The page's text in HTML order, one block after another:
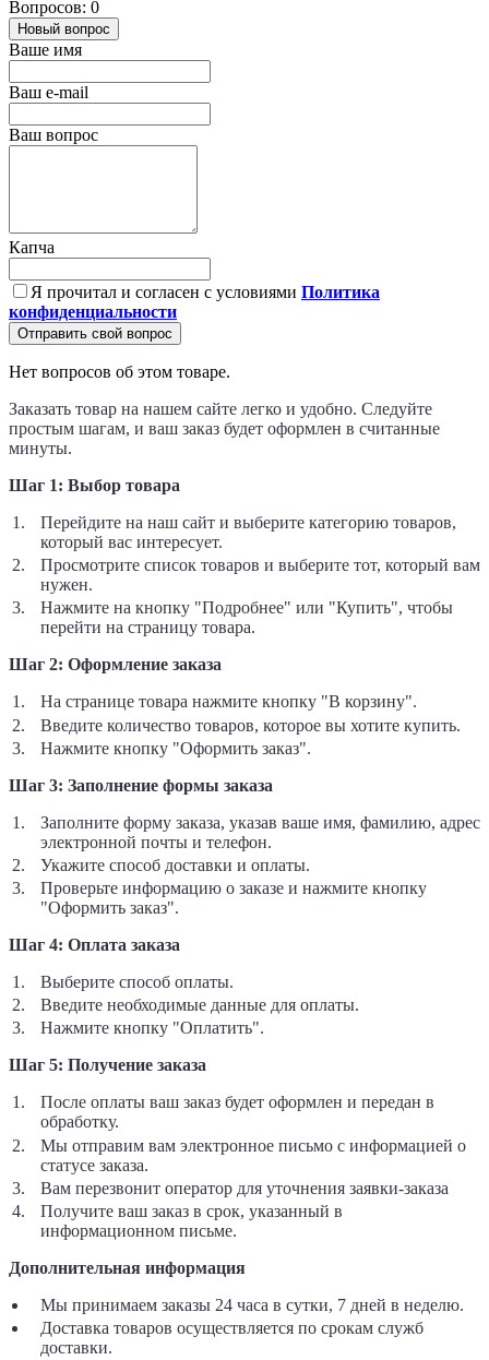
Вопросов: 0
Новый вопрос
Ваше имя
Ваш e-mail
Ваш вопрос
Капча
Я прочитал и согласен с условиями Политика
конфиденциальности
Отправить свой вопрос
Нет вопросов об этом товаре.
Заказать товар на нашем сайте легко и удобно. Следуйте
простым шагам, и ваш заказ будет оформлен в считанные
минуты.
Шаг 1: Выбор товара
Перейдите на наш сайт и выберите категорию товаров,
который вас интересует.
Просмотрите список товаров и выберите тот, который вам
нужен.
Нажмите на кнопку "Подробнее" или "Купить", чтобы
перейти на страницу товара.
Шаг 2: Оформление заказа
На странице товара нажмите кнопку "В корзину".
Введите количество товаров, которое вы хотите купить.
Нажмите кнопку "Оформить заказ".
Шаг 3: Заполнение формы заказа
Заполните форму заказа, указав ваше имя, фамилию, адрес
электронной почты и телефон.
Укажите способ доставки и оплаты.
Проверьте информацию о заказе и нажмите кнопку
"Оформить заказ".
Шаг 4: Оплата заказа
Выберите способ оплаты.
Введите необходимые данные для оплаты.
Нажмите кнопку "Оплатить".
Шаг 5: Получение заказа
После оплаты ваш заказ будет оформлен и передан в
обработку.
Мы отправим вам электронное письмо с информацией о
статусе заказа.
Вам перезвонит оператор для уточнения заявки-заказа
Получите ваш заказ в срок, указанный в
информационном письме.
Дополнительная информация
Мы принимаем заказы 24 часа в сутки, 7 дней в неделю.
Доставка товаров осуществляется по срокам служб
доставки.